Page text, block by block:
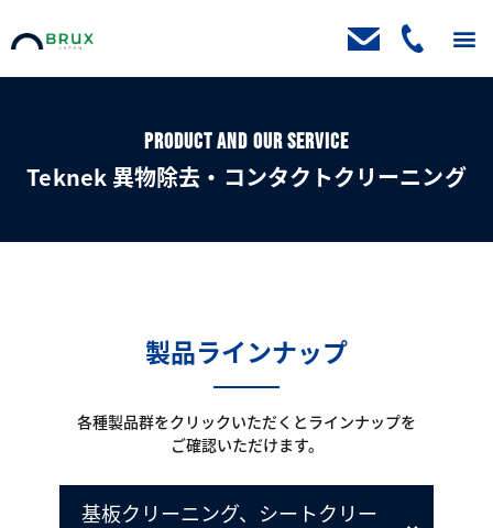
PRODUCT AND OUR SERVICE
Teknek 異物除去・コンタクトクリーニング
製品ラインナップ
各種製品群をクリックいただくとラインナップを
ご確認いただけます。
基板クリーニング、シートクリー